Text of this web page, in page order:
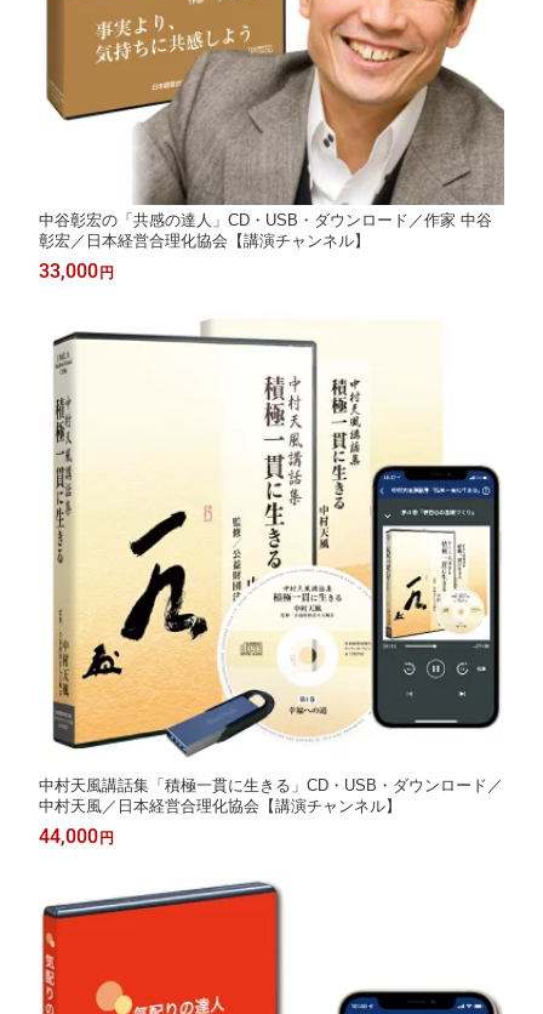
中谷彰宏の「共感の達人」CD・USB・ダウンロード／作家 中谷
彰宏／日本経営合理化協会【講演チャンネル】
33,000円
中村天風講話集「積極一貫に生きる」CD・USB・ダウンロード／
中村天風／日本経営合理化協会【講演チャンネル】
44,000円